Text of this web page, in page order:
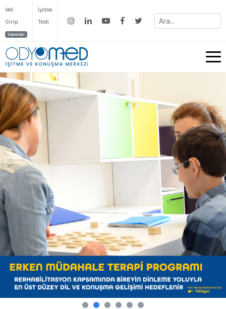
Veli
Girişi
Yakında!
İşitme
Testi